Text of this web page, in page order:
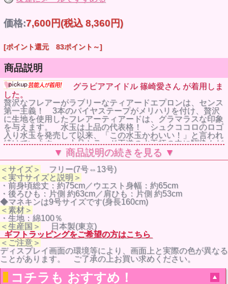
価格:7,600円(税込 8,360円)
[ポイント還元 83ポイント～]
商品説明
グラビアアイドル 篠崎愛さん が着用しま
した。
贅沢なフレアーがラブリーなティアードエプロンは、センス
第一主義！ 3本のバイヤステープがメリハリを付け、贅沢
に生地を使用したフレアーティアードは、グラマラスな印象
を与えます。 水玉は上品の代表格！ シュクココロのロゴ
入り水玉を発売して以来、「この水玉かわいい！」と言われ
続けています。 上品トラッド王道の水玉柄の中に馴染んだ
シュクココロのロゴが、ひときわ目を引くプリントは、生地
からオリジナルの商品です。 白地にディープレッドの水玉
は、落ち着いた色気のある女性のイメージ♪ 人気エプロン
です。 10代から60代の方まで支持されているエプロン
で、誕生日のプレゼントにも最適です。
▼ 商品説明の続きを見る ▼
＜サイズ＞
フリー(7号⇔13号)
＜実寸サイズと説明＞
・前身頃総丈：約75cm／ウエスト身幅：約65cm
・後ろひも：片側 約63cm／肩ひも：片側 約53cm
◆マネキンは9号サイズです(身長160cm)
＜素材＞
・生地：綿100％
＜生産国＞
日本製(東京)
ギフトラッピングをご希望の方はこちら
＜ご注意＞
ディスプレイ画面の環境等により、画面上と実際の色が異なる
ことがあります。 ご了承の上お買い求めください。
コチラも おすすめ！